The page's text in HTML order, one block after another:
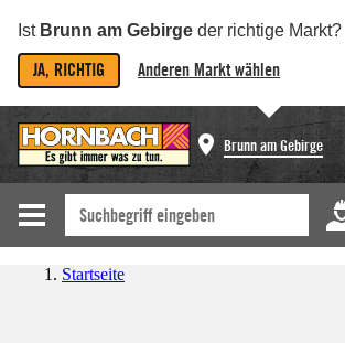
Ist Brunn am Gebirge der richtige Markt?
JA, RICHTIG Anderen Markt wählen
Brunn am Gebirge
Startseite